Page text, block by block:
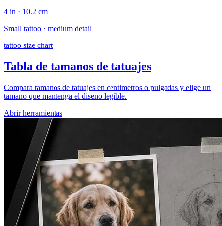
4 in · 10.2 cm
Small tattoo · medium detail
tattoo size chart
Tabla de tamanos de tatuajes
Compara tamanos de tatuajes en centimetros o pulgadas y elige un
tamano que mantenga el diseno legible.
Abrir herramientas